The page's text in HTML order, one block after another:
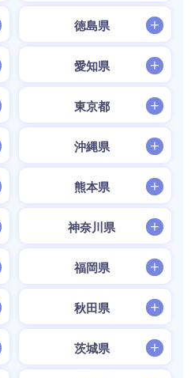
徳島県
愛知県
東京都
沖縄県
熊本県
神奈川県
福岡県
秋田県
茨城県